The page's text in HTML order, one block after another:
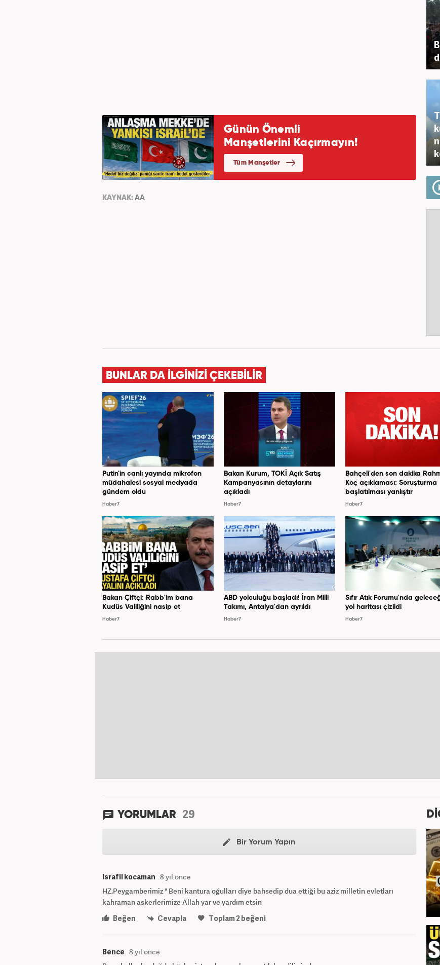
KAYNAK: AA
BUNLAR DA İLGİNİZİ ÇEKEBİLİR
Putin'in canlı yayında mikrofon
müdahalesi sosyal medyada
gündem oldu
Haber7
Bakan Kurum, TOKİ Açık Satış
Kampanyasının detaylarını
açıkladı
Haber7
Bahçeli'den son dakika
Koç açıklaması: Soruşturma
başlatılması yanlıştır
Haber7
Bakan Çiftçi: Rabb'im bana
Kudüs Valiliğini nasip et
Haber7
ABD yolculuğu başladı! İran Milli
Takımı, Antalya'dan ayrıldı
Haber7
Sıfır Atık Forumu'nda
yol haritası çizildi
Haber7
YORUMLAR 29
Bir Yorum Yapın
israfil kocaman 8 yıl önce
HZ.Peygamberimiz " Beni kantura oğulları diye bahsedip dua ettiği bu aziz milletin evletları
kahraman askerlerimize Allah yar ve yardım etsin
Beğen
Cevapla Toplam2beğeni
Bence 8 yıl önce